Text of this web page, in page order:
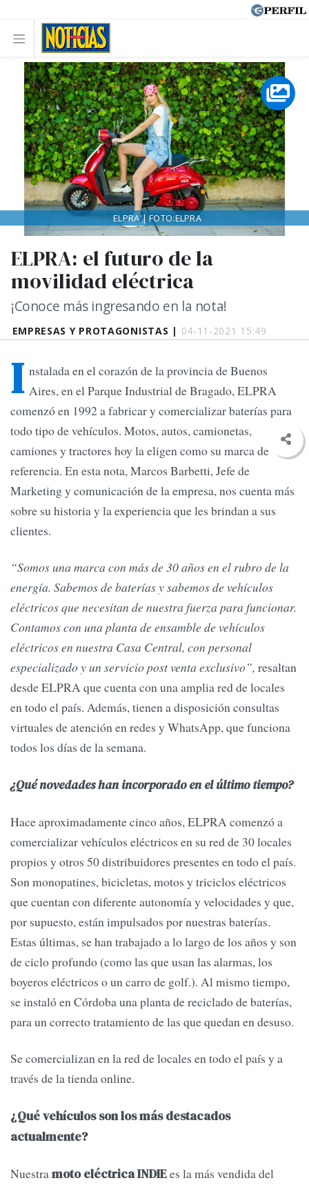
EMPRESAS Y PROTAGONISTAS | 04-11-2021 15:49
ELPRA: el futuro de la
movilidad eléctrica
¡Conoce más ingresando en la nota!
ELPRA | FOTO:ELPRA
I nstalada en el corazón de la provincia de Buenos
Aires, en el Parque Industrial de Bragado, ELPRA
comenzó en 1992 a fabricar y comercializar baterías para
todo tipo de vehículos. Motos, autos, camionetas,
camiones y tractores hoy la eligen como su marca de
referencia. En esta nota, Marcos Barbetti, Jefe de
Marketing y comunicación de la empresa, nos cuenta más
sobre su historia y la experiencia que les brindan a sus
clientes.
“Somos una marca con más de 30 años en el rubro de la
energía. Sabemos de baterías y sabemos de vehículos
eléctricos que necesitan de nuestra fuerza para funcionar.
Contamos con una planta de ensamble de vehículos
eléctricos en nuestra Casa Central, con personal
especializado y un servicio post venta exclusivo”, resaltan
desde ELPRA que cuenta con una amplia red de locales
en todo el país. Además, tienen a disposición consultas
virtuales de atención en redes y WhatsApp, que funciona
todos los días de la semana.
¿Qué novedades han incorporado en el último tiempo?
Hace aproximadamente cinco años, ELPRA comenzó a
comercializar vehículos eléctricos en su red de 30 locales
propios y otros 50 distribuidores presentes en todo el país.
Son monopatines, bicicletas, motos y triciclos eléctricos
que cuentan con diferente autonomía y velocidades y que,
por supuesto, están impulsados por nuestras baterías.
Estas últimas, se han trabajado a lo largo de los años y son
de ciclo profundo (como las que usan las alarmas, los
boyeros eléctricos o un carro de golf.). Al mismo tiempo,
se instaló en Córdoba una planta de reciclado de baterías,
para un correcto tratamiento de las que quedan en desuso.
Se comercializan en la red de locales en todo el país y a
través de la tienda online.
¿Qué vehículos son los más destacados
actualmente?
Nuestramoto eléctrica INDIEes la más vendida del